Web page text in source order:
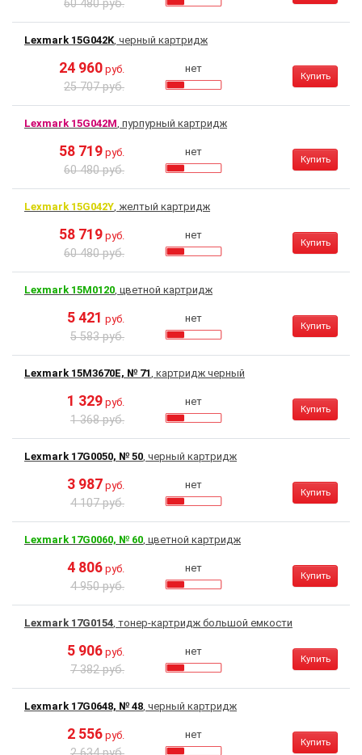
60 480 руб.
Lexmark 15G042K, черный картридж
24 960 руб.
25 707 руб.
нет
Купить
Lexmark 15G042M, пурпурный картридж
58 719 руб.
60 480 руб.
нет
Купить
Lexmark 15G042Y, желтый картридж
58 719 руб.
60 480 руб.
нет
Купить
Lexmark 15M0120, цветной картридж
5 421 руб.
5 583 руб.
нет
Купить
Lexmark 15M3670E, № 71, картридж черный
1 329 руб.
1 368 руб.
нет
Купить
Lexmark 17G0050, № 50, черный картридж
3 987 руб.
4 107 руб.
нет
Купить
Lexmark 17G0060, № 60, цветной картридж
4 806 руб.
4 950 руб.
нет
Купить
Lexmark 17G0154, тонер-картридж большой емкости
5 906 руб.
7 382 руб.
нет
Купить
Lexmark 17G0648, № 48, черный картридж
2 556 руб. нет
Купить